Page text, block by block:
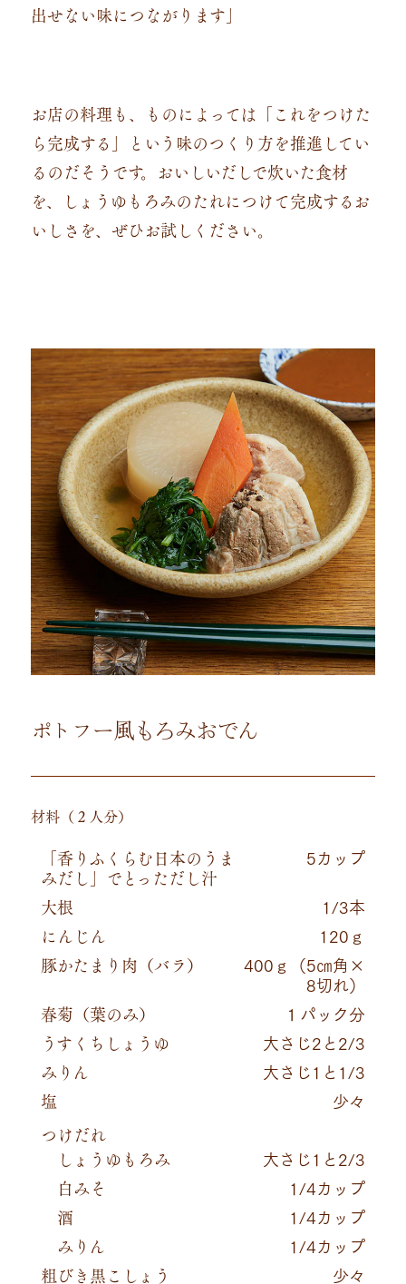
出せない味につながります」
お店の料理も、ものによっては「これをつけた
ら完成する」という味のつくり方を推進してい
るのだそうです。おいしいだしで炊いた食材
を、しょうゆもろみのたれにつけて完成するお
いしさを、ぜひお試しください。
ポトフー風もろみおでん
材料（２人分）
「香りふくらむ日本のうま
みだし」でとっただし汁
5カップ
大根 1/3本
にんじん 120ｇ
豚かたまり肉（バラ） 400ｇ（5㎝角×
8切れ）
春菊（葉のみ） １パック分
うすくちしょうゆ 大さじ2と2/3
みりん 大さじ1と1/3
塩 少々
つけだれ
しょうゆもろみ
大さじ1と2/3
白みそ 1/4カップ
酒 1/4カップ
みりん 1/4カップ
粗びき黒こしょう 少々